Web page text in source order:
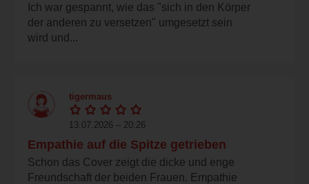
Ich war gespannt, wie das "sich in den Körper
der anderen zu versetzen" umgesetzt sein
wird und...
tigermaus
13.07.2026 – 20:26
Empathie auf die Spitze getrieben
Schon das Cover zeigt die dicke und enge
Freundschaft der beiden Frauen. Empathie